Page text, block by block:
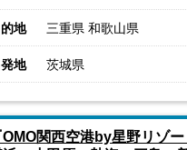
的地 三重県 和歌山県
地 茨城県
OMO関西空港by星野リゾ